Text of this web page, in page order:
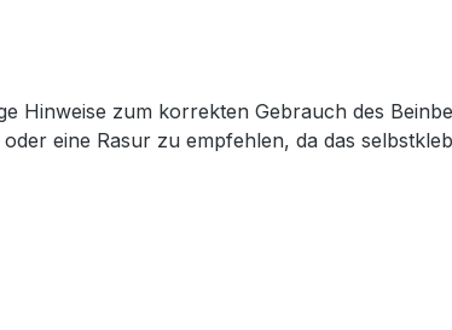
Hinweise zum korrekten Gebrauch des
eine Rasur zu empfehlen, da das